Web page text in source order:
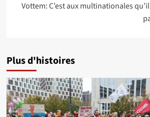
Vottem: C’est aux multinationales
Plus d'histoires